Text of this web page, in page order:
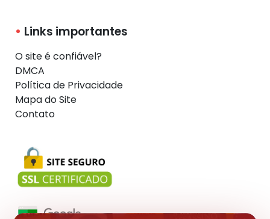
Links importantes
O site é confiável?
DMCA
Política de Privacidade
Mapa do Site
Contato